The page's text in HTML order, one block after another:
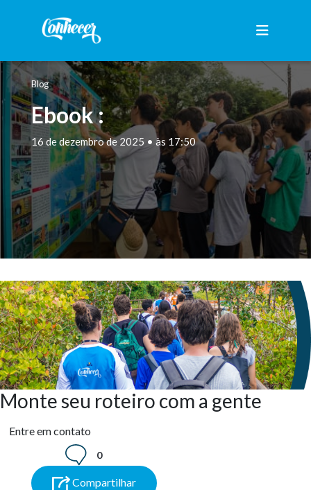
Blog
Ebook :
16 de dezembro de 2025 • às 17:50
Monte seu roteiro com a gente
Entre em contato
0
Compartilhar